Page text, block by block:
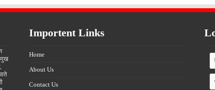
Importent Links
Home
About Us
Contact Us